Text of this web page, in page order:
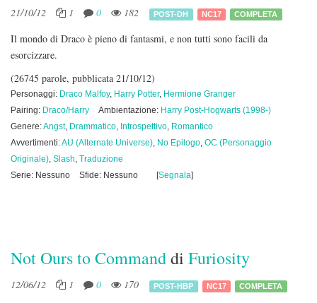
21/10/12 1 0 182 POST-DH NC17 COMPLETA
Il mondo di Draco è pieno di fantasmi, e non tutti sono facili da
esorcizzare.
(26745 parole, pubblicata 21/10/12)
Personaggi: Draco Malfoy, Harry Potter, Hermione Granger
Pairing: Draco/Harry Ambientazione: Harry Post-Hogwarts (1998-)
Genere:Angst, Drammatico, Introspettivo, Romantico
Avvertimenti:AU (Alternate Universe), No Epilogo, OC (Personaggio
Originale), Slash, Traduzione
Serie: Nessuno
Sfide: Nessuno [Segnala]
Not Ours to Commanddi Furiosity
12/06/12 1 0 170 POST-HBP NC17 COMPLETA